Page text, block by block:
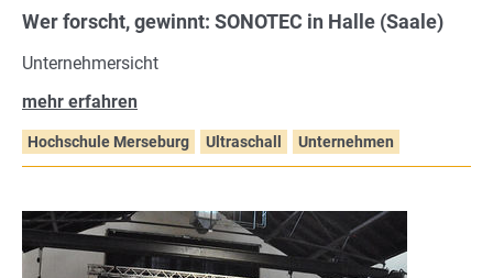
Wer forscht, gewinnt: SONOTEC in Halle (Saale)
Unternehmersicht
mehr erfahren
Hochschule Merseburg Ultraschall Unternehmen